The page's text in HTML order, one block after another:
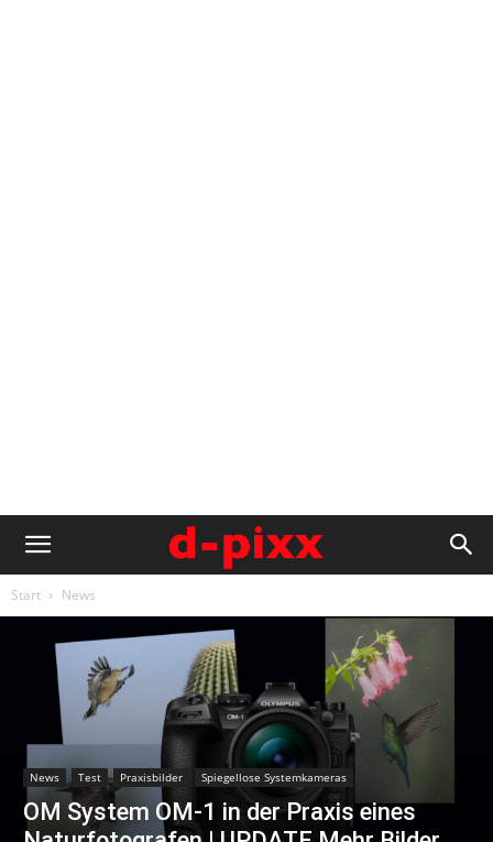
Start News
News Test Praxisbilder Spiegellose Systemkameras
OM System OM-1 in der Praxis eines